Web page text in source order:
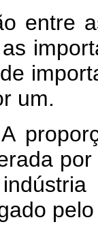
entre
um.